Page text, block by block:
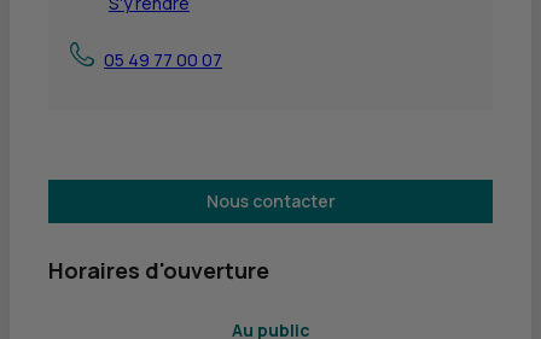
05 49 77 00 07
Nous contacter
Horaires d'ouverture
Au public